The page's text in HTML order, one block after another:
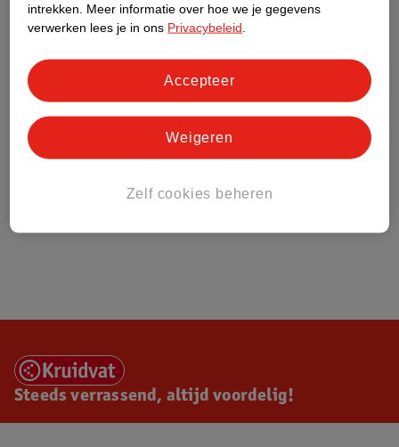
Over Kruidvat
Steeds verrassend, altijd voordelig!
intrekken.
Meer informatie over hoe we je gegevens
verwerken lees je in ons Privacybeleid
Zelf cookies beheren
Weigeren
Accepteer